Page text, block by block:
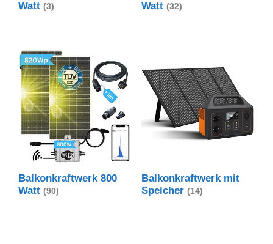
Watt (3) Watt (32)
Balkonkraftwerk 800
Watt (90)
Balkonkraftwerk mit
Speicher (14)